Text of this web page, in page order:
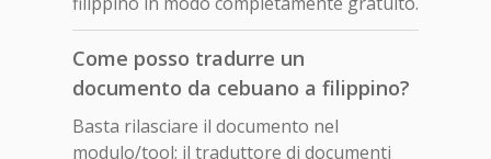
Come posso tradurre un
documento da cebuano a filippino?
Basta rilasciare il documento nel
modulo/tool; il traduttore di documenti